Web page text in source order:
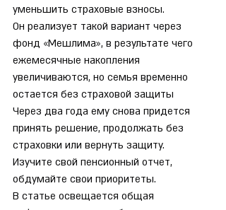
уменьшить страховые взносы.
Он реализует такой вариант через
фонд «Мешлима», в результате чего
ежемесячные накопления
увеличиваются, но семья временно
остается без страховой защиты
Через два года ему снова придется
принять решение, продолжать без
страховки или вернуть защиту.
Изучите свой пенсионный отчет,
обдумайте свои приоритеты.
В статье освещается общая